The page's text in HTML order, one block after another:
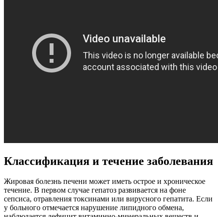
Классификация и течение заболевания
Жировая болезнь печени может иметь острое и хроническое
течение. В первом случае гепатоз развивается на фоне
сепсиса, отравления токсинами или вирусного гепатита. Если
у больного отмечается нарушение липидного обмена,